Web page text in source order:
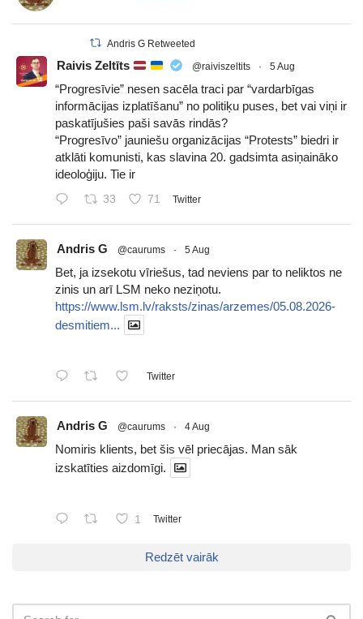
Andris G Retweeted
Raivis Zeltīts @raiviszeltits · 5 Aug
“Progresīvie” nesen sacēla traci par “vardarbīgas
informācijas izplatīšanu” no politiķu puses, bet vai viņi ir
paskatījušies paši savās rindās?
“Progresīvo” jauniešu organizācijas “Protests” biedri ir
atklāti komunisti, kas slavina 20. gadsimta asiņaināko
ideoloģiju. Tie ir
33 71 Twitter
Andris G @caurums · 5 Aug
Bet, ja izsekotu vīriešus, tad neviens par to neliktos ne
zinis un arī LSM neko neziņotu.
https://www.lsm.lv/raksts/zinas/arzemes/05.08.2026-
desmitiem...
Twitter
Andris G @caurums · 4 Aug
Nomiris klients, bet šis vēl priecājas. Man sāk
izskatīties aizdomīgi.
1 Twitter
Redzēt vairāk